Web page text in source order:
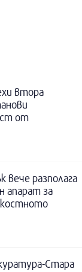
втора
от
вече разполага
апарат за
костното
Стара